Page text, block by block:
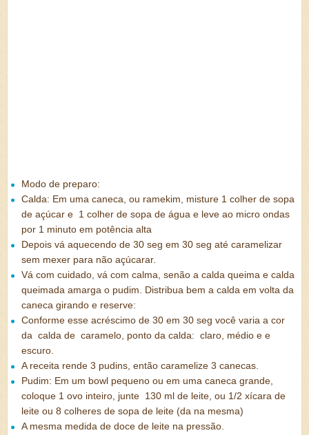
Modo de preparo:
Calda: Em uma caneca, ou ramekim, misture 1 colher de sopa
de açúcar e 1 colher de sopa de água e leve ao micro ondas
por 1 minuto em potência alta
Depois vá aquecendo de 30 seg em 30 seg até caramelizar
sem mexer para não açúcarar.
Vá com cuidado, vá com calma, senão a calda queima e calda
queimada amarga o pudim. Distribua bem a calda em volta da
caneca girando e reserve:
Conforme esse acréscimo de 30 em 30 seg você varia a cor
da calda de caramelo, ponto da calda: claro, médio e e
escuro.
A receita rende 3 pudins, então caramelize 3 canecas.
Pudim: Em um bowl pequeno ou em uma caneca grande,
coloque 1 ovo inteiro, junte 130 ml de leite, ou 1/2 xícara de
leite ou 8 colheres de sopa de leite (da na mesma)
A mesma medida de doce de leite na pressão.